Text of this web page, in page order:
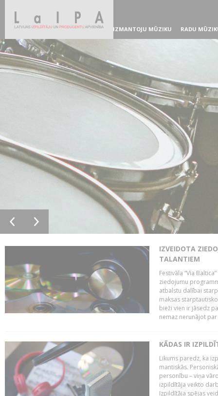
IZMANTOJU MŪZIKU RADU
IZVEIDOTA
TALANTIEM
Festivāla “Via
ziedojumu
atbalstu dalībai
maksas
bieži vien ir jāsedz
nemaz nerunājot
KĀDAS IR
Likums paredz, ka
mantiskās.
personību – viņa
izpildītāja veikto
Izpildītāja spējas